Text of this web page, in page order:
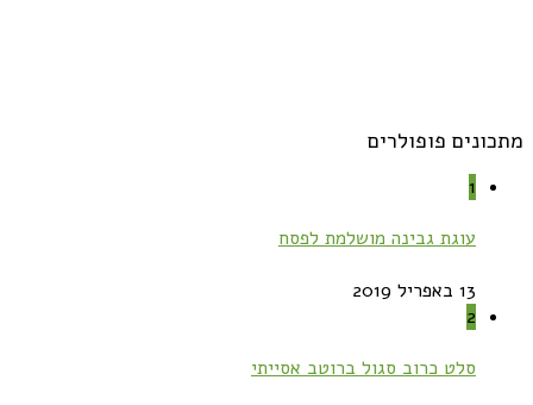
מתכונים פופולרים
1
עוגת גבינה מושלמת לפסח
13 באפריל 2019
2
סלט כרוב סגול ברוטב אסייתי